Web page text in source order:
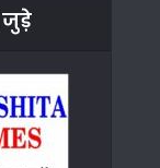
जुड़े